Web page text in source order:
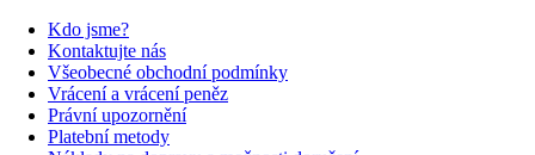
Kdo jsme?
Kontaktujte nás
Všeobecné obchodní podmínky
Vrácení a vrácení peněz
Právní upozornění
Platební metody